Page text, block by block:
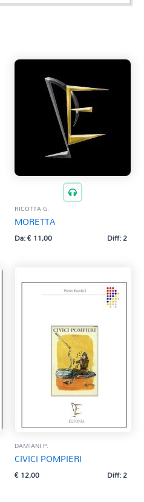
RICOTTA G.
MORETTA
Da:€11,00 Diff: 2
DAMIANI P.
CIVICI POMPIERI
€12,00 Diff: 2